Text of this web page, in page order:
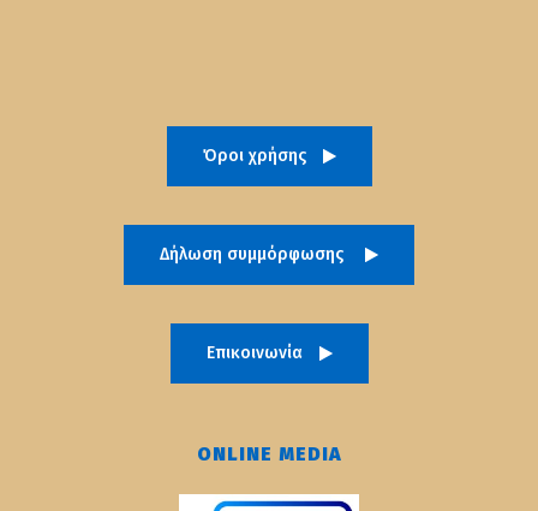
Όροι χρήσης
Δήλωση συμμόρφωσης
Επικοινωνία
ONLINE MEDIA